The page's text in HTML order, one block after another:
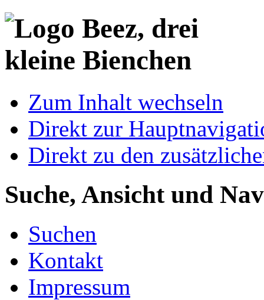
Zum Inhalt wechseln
Direkt zur
Direkt zu den
Suche, Ansicht und
Suchen
Kontakt
Impressum